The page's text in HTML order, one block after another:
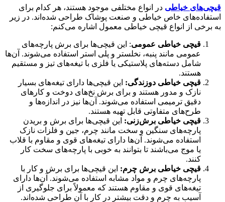
قیچی‌های خیاطی در انواع مختلفی موجود هستند، هر کدام برای
استفاده‌های خاص خیاطی و صنعت پوشاک طراحی شده‌اند. در زیر
به برخی از انواع قیچی خیاطی معمول اشاره می‌کنم:
قیچی خیاطی عمومی: این قیچی‌ها برای برش پارچه‌های
عمومی مانند پنبه، نخلستر و پلی استر استفاده می‌شوند. آن‌ها
شامل دسته‌های پلاستیکی یا فلزی با تیغه‌های تیز و مستقیم
هستند.
قیچی خیاطی دوزندگی: این قیچی‌ها دارای تیغه‌های بسیار
نازک و مدور هستند و برای برش نخ‌های دوخت و کارهای
دقیق ترمیمی استفاده می‌شوند. آن‌ها نیز در اندازه‌ها و
طرح‌های متفاوتی قابل تهیه هستند.
قیچی خیاطی برش‌زنی: این قیچی‌ها برای برش و بریدن
پارچه‌های سنگین و سخت مانند چرم، جین و فلزات نازک
استفاده می‌شوند. آن‌ها دارای تیغه‌های قوی و مقاوم با قلاب
یا موج می‌باشند تا بتوانند به خوبی با پارچه‌های سخت کار
کنند.
قیچی خیاطی برش چرم: این قیچی‌ها برای برش و کار با
پارچه‌های چرم و مواد مشابه استفاده می‌شوند. آن‌ها دارای
تیغه‌های قوی و مقاوم هستند که معمولاً برای جلوگیری از
آسیب به چرم و دقت بیشتر در کار با آن طراحی شده‌اند.